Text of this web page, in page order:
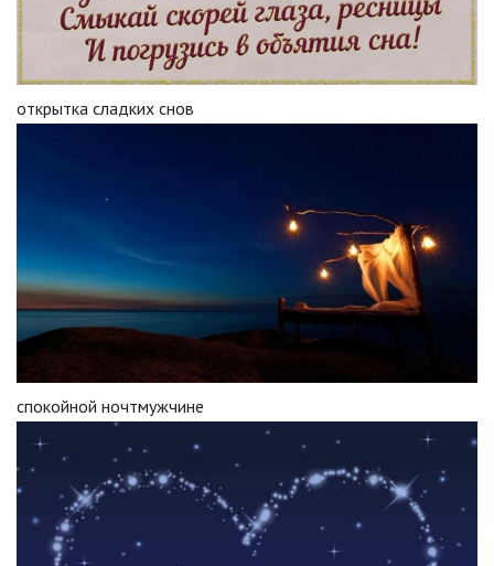
открытка сладких снов
спокойной ночтмужчине